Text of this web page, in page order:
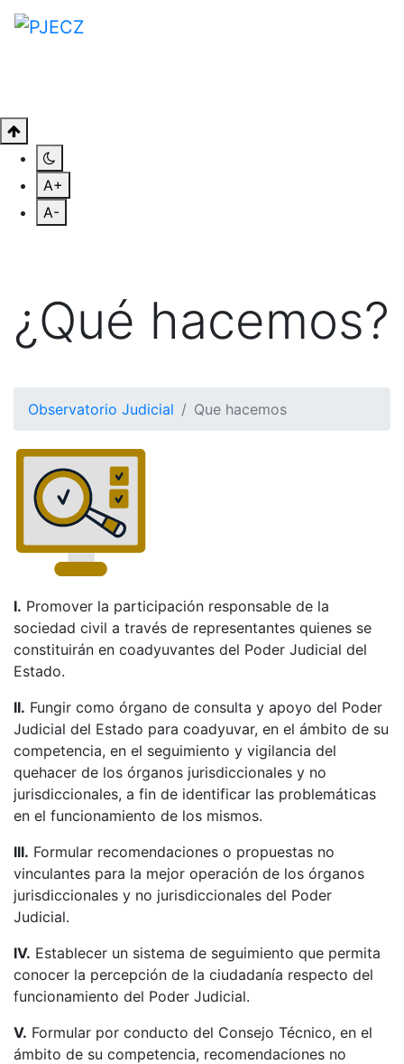
A+
A-
¿Qué hacemos?
Observatorio Judicial Que hacemos
I. Promover la participación responsable de la
sociedad civil a través de representantes quienes se
constituirán en coadyuvantes del Poder Judicial del
Estado.
II. Fungir como órgano de consulta y apoyo del Poder
Judicial del Estado para coadyuvar, en el ámbito de su
competencia, en el seguimiento y vigilancia del
quehacer de los órganos jurisdiccionales y no
jurisdiccionales, a fin de identificar las problemáticas
en el funcionamiento de los mismos.
III. Formular recomendaciones o propuestas no
vinculantes para la mejor operación de los órganos
jurisdiccionales y no jurisdiccionales del Poder
Judicial.
IV. Establecer un sistema de seguimiento que permita
conocer la percepción de la ciudadanía respecto del
funcionamiento del Poder Judicial.
V. Formular por conducto del Consejo Técnico, en el
ámbito de su competencia, recomendaciones no